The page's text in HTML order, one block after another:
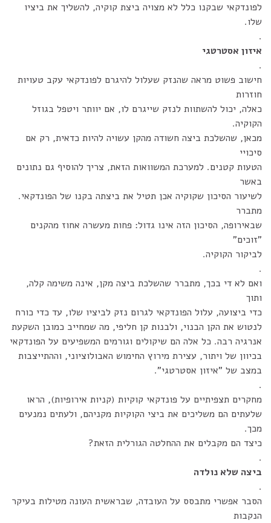
לפונדקאי שבקנו כלל לא מצויה ביצת קוקיה, להשליך את ביציו
שלו.
.
איזון אסטרטגי
.
חישוב פשוט מראה שהנזק שעלול להיגרם לפונדקאי עקב טעויות
חוזרות
כאלה, יכול להשתוות לנזק שייגרם לו, אם יוותר ויטפל בגוזל
הקוקיה.
מכאן, שהשלכת ביצה חשודה מהקן עשויה להיות כדאית, רק אם
סיכויי
הטעות קטנים. למערכת המשוואות הזאת, צריך להוסיף גם נתונים
באשר
לשיעור הסיכון שקוקיה אכן תטיל את ביצתה בקנו של הפונדקאי.
מתברר
שבאירופה, הסיכון הזה אינו גדול: פחות מעשרה אחוז מהקנים
"זוכים"
לביקור הקוקיה.
.
ואם לא די בכך, מתברר שהשלכת ביצה מקן, אינה משימה קלה,
ותוך
כדי ביצועה, עלול הפונדקאי לגרום נזק לביציו שלו, עד כדי כורח
לנטוש את הקן הבנוי, ולבנות קן חליפי, מה שמחייב כמובן השקעת
אנרגיה רבה. כל אלה הם שיקולים וגורמים המשפיעים על הפונדקאי
בכיוון של ויתור, עצירת מירוץ החימוש האבולוציוני, וההתייצבות
במצב של "איזון אסטרטגי".
.
מחקרים תצפיתיים על פונדקאי קוקיות (קניות אירופיות), הראו
שלעתים הם משליכים את ביצי הקוקיות מקניהם, ולעתים נמנעים
מכך.
כיצד הם מקבלים את ההחלטה הגורלית הזאת?
.
ביצה שלא נולדה
.
הסבר אפשרי מתבסס על העובדה, שבראשית העונה מטילות בעיקר
הנקבות